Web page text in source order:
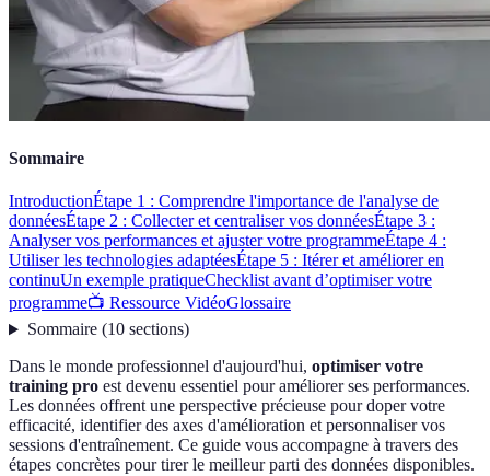
Sommaire
IntroductionÉtape 1 : Comprendre l'importance de l'analyse de
donnéesÉtape 2 : Collecter et centraliser vos donnéesÉtape 3 :
Analyser vos performances et ajuster votre programmeÉtape 4 :
Utiliser les technologies adaptéesÉtape 5 : Itérer et améliorer en
continuUn exemple pratiqueChecklist avant d’optimiser votre
programme📺 Ressource VidéoGlossaire
Sommaire(10 sections)
Dans le monde professionnel d'aujourd'hui, optimiser votre
training pro est devenu essentiel pour améliorer ses performances.
Les données offrent une perspective précieuse pour doper votre
efficacité, identifier des axes d'amélioration et personnaliser vos
sessions d'entraînement. Ce guide vous accompagne à travers des
étapes concrètes pour tirer le meilleur parti des données disponibles.